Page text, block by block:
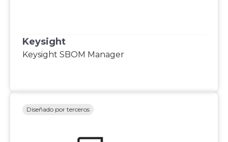
Keysight
Keysight SBOM Manager
Diseñado por terceros